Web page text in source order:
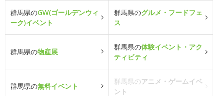
群馬県のGW(ゴールデンウィ
ーク)イベント
群馬県のグルメ・フードフェ
ス
群馬県の物産展
群馬県の体験イベント・アク
ティビティ
群馬県の無料イベント
群馬県のアニメ・ゲームイベ
ント